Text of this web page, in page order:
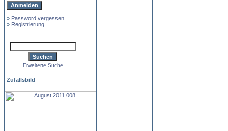
» Password vergessen
» Registrierung
Erweiterte Suche
Zufallsbild